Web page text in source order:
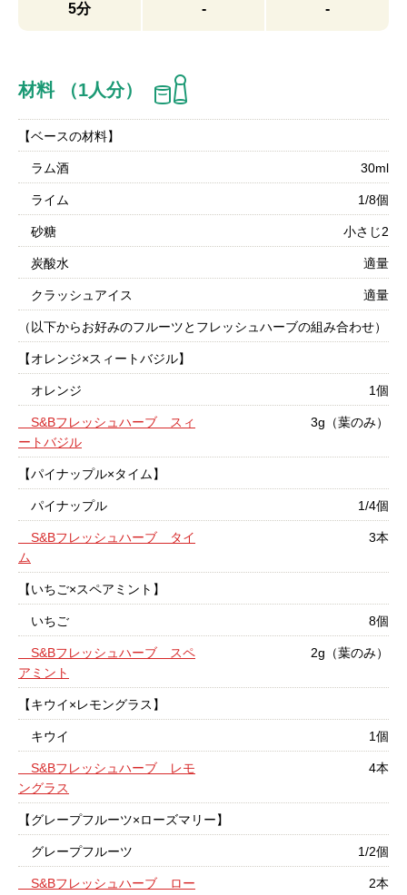
5分 - -
材料 （1人分）
【ベースの材料】
ラム酒 30ml
ライム 1/8個
砂糖 小さじ2
炭酸水 適量
クラッシュアイス 適量
（以下からお好みのフルーツとフレッシュハーブの組み合わせ）
【オレンジ×スィートバジル】
オレンジ 1個
S&Bフレッシュハーブ スィ
ートバジル
3g（葉のみ）
【パイナップル×タイム】
パイナップル 1/4個
S&Bフレッシュハーブ タイ
ム
3本
【いちご×スペアミント】
いちご 8個
S&Bフレッシュハーブ スペ
アミント
2g（葉のみ）
【キウイ×レモングラス】
キウイ 1個
S&Bフレッシュハーブ レモ
ングラス
4本
【グレープフルーツ×ローズマリー】
グレープフルーツ 1/2個
S&Bフレッシュハーブ ロー
2本